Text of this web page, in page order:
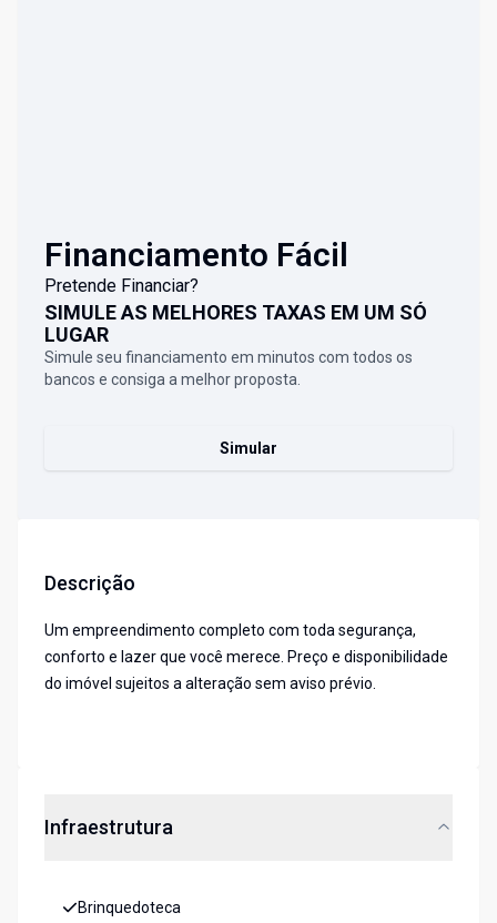
Financiamento Fácil
Pretende Financiar?
SIMULE AS MELHORES TAXAS EM UM SÓ
LUGAR
Simule seu financiamento em minutos com todos os
bancos e consiga a melhor proposta.
Simular
Descrição
Um empreendimento completo com toda segurança,
conforto e lazer que você merece. Preço e disponibilidade
do imóvel sujeitos a alteração sem aviso prévio.
Infraestrutura
Brinquedoteca